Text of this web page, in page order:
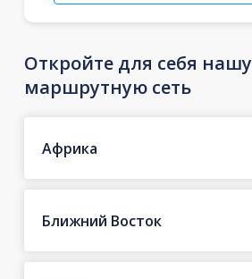
Откройте для себя нашу
маршрутную сеть
Африка
Ближний Восток